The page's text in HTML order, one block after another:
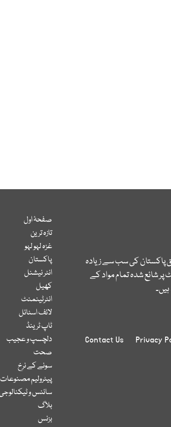
پاکستان کی سب سے زیادہ
شائع شدہ تمام مواد کے
Privacy
Contact Us
صفحۂ اول
تازہ ترین
غزہ لہو لہو
پاکستان
انٹر نیشنل
کھیل
انٹرٹینمنٹ
لائف اسٹائل
ٹاپ ٹرینڈ
دلچسپ و عجیب
صحت
سونے کے نرخ
پیٹرولیم
سائنس و
بلاگ
بزنس